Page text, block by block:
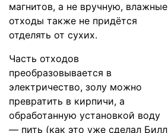
магнитов, а не вручную, влажные
отходы также не придётся
отделять от сухих.
Часть отходов
преобразовывается в
электричество, золу можно
превратить в кирпичи, а
обработанную установкой воду
— пить (как это уже сделал Билл